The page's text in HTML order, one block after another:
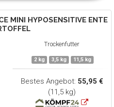
MINI HYPOSENSITIVE ENTE
Trockenfutter
2 kg 3,5 kg 11,5 kg
Bestes Angebot: 55,95 €
(11,5 kg)